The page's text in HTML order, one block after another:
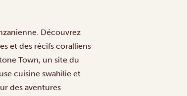
Découvrez
et des récifs coralliens
Town, un site du
cuisine swahilie et
des aventures